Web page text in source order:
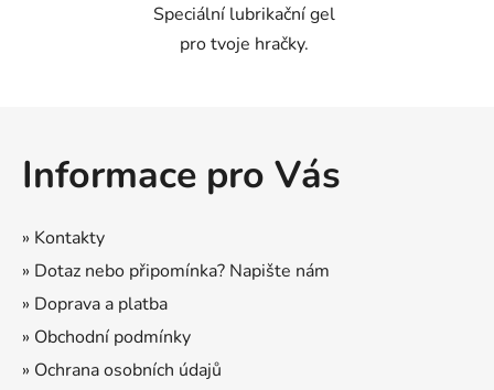
Speciální lubrikační gel
pro tvoje hračky.
Informace pro Vás
» Kontakty
» Dotaz nebo připomínka? Napište nám
» Doprava a platba
» Obchodní podmínky
» Ochrana osobních údajů